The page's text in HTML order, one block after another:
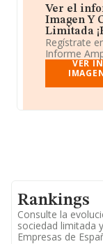
Ver el
Imagen Y
Limitada
Regístrate
Informe
VER
Rankings
Consulte la
sociedad limitada
Empresas de